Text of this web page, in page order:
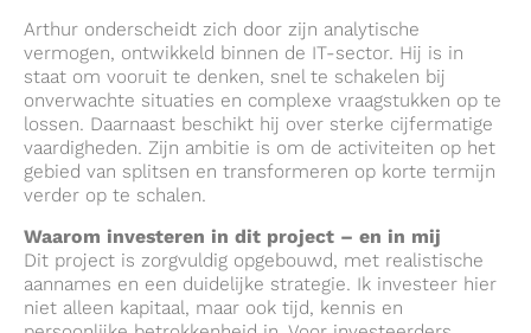
Arthur onderscheidt zich door zijn analytische
vermogen, ontwikkeld binnen de IT-sector. Hij is in
staat om vooruit te denken, snel te schakelen bij
onverwachte situaties en complexe vraagstukken op te
lossen. Daarnaast beschikt hij over sterke cijfermatige
vaardigheden. Zijn ambitie is om de activiteiten op het
gebied van splitsen en transformeren op korte termijn
verder op te schalen.
Waarom investeren in dit project – en in mij
Dit project is zorgvuldig opgebouwd, met realistische
aannames en een duidelijke strategie. Ik investeer hier
niet alleen kapitaal, maar ook tijd, kennis en